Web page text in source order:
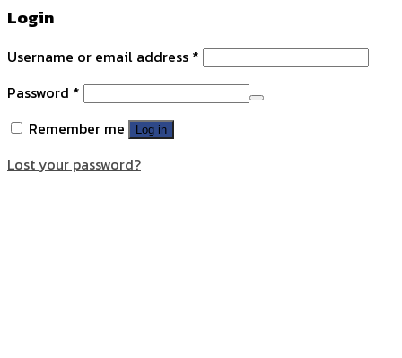
Login
Username or email address *
Password *
Remember me
Log in
Lost your password?